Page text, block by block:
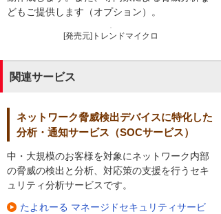
どもご提供します（オプション）。
[発売元]トレンドマイクロ
関連サービス
ネットワーク脅威検出デバイスに特化した
分析・通知サービス（SOCサービス）
中・大規模のお客様を対象にネットワーク内部
の脅威の検出と分析、対応策の支援を行うセキ
ュリティ分析サービスです。
たよれーる マネージドセキュリティサービ